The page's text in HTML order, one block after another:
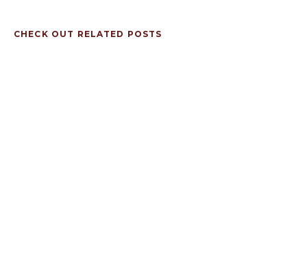
CHECK OUT RELATED POSTS